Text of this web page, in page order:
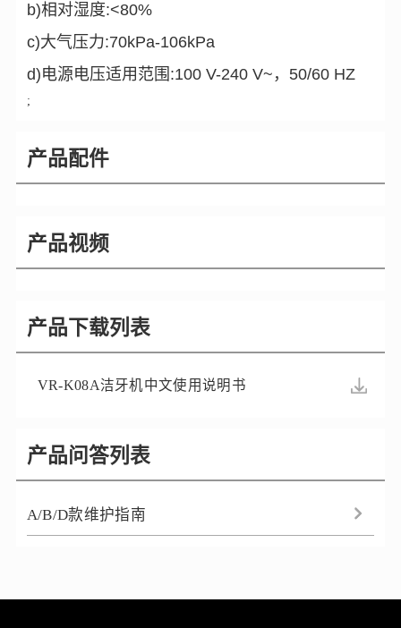
b)相对湿度:<80%
c)大气压力:70kPa-106kPa
d)电源电压适用范围:100 V-240 V~，50/60 HZ
;
产品配件
产品视频
产品下载列表
VR-K08A洁牙机中文使用说明书
产品问答列表
A/B/D款维护指南